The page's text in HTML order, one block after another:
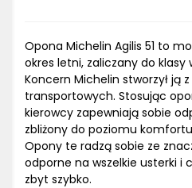
Opona Michelin Agilis 51 to
okres letni, zaliczany do
Koncern Michelin stworzył ją
transportowych. Stosując
kierowcy zapewniają sobie
zbliżony do poziomu
Opony te radzą sobie ze
odporne na wszelkie usterki i
zbyt szybko.